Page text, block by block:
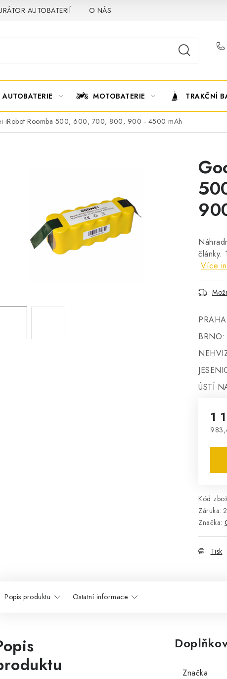
AUTOBATERIÍ O NÁS
AUTOBATERIE MOTOBATERIE TRAKČNÍ
iRobot Roomba 500, 600, 700, 800, 900 - 4500 mAh
články.
Více
BRNO:
ÚSTÍ
1
Kód
Záruka:
Značka:
Tisk
Popis produktu Ostatní informace
Značka